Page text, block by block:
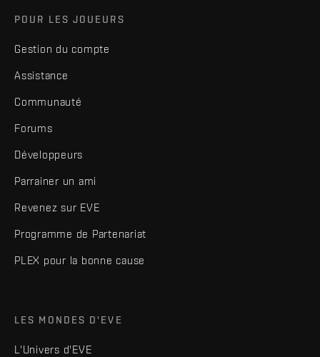
POUR LES JOUEURS
Gestion du compte
Assistance
Communauté
Forums
Développeurs
Parrainer un ami
Revenez sur EVE
Programme de Partenariat
PLEX pour la bonne cause
LES MONDES D'EVE
L'Univers d'EVE